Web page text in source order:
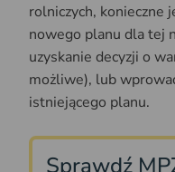
rolniczych, konieczne
nowego planu dla tej
uzyskanie decyzji o
możliwe), lub
istniejącego planu.
Sprawdź